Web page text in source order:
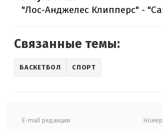
"Лос-Анджелес Клипперс" -
Связанные темы:
БАСКЕТБОЛ СПОРТ
E-mail редакции